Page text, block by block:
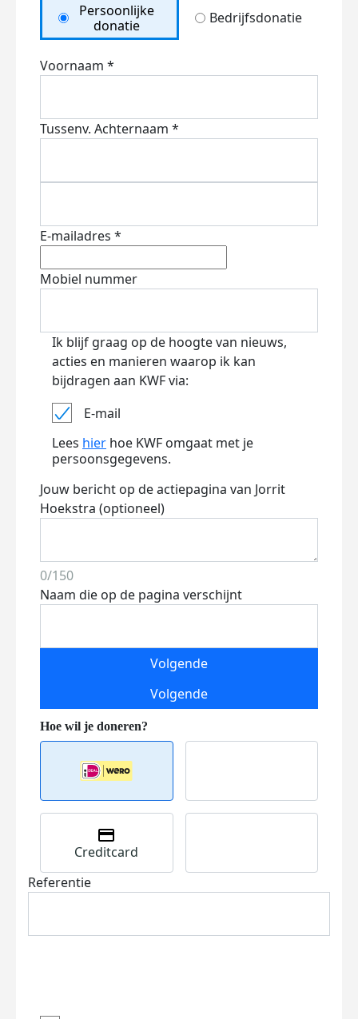
Persoonlijke
donatie
Bedrijfsdonatie
Voornaam *
Tussenv. Achternaam *
E-mailadres *
Mobiel nummer
Ik blijf graag op de hoogte van nieuws,
acties en manieren waarop ik kan
bijdragen aan KWF via:
E-mail
Lees hier hoe KWF omgaat met je
persoonsgegevens.
Jouw bericht op de actiepagina van Jorrit
Hoekstra (optioneel)
0/150
Naam die op de pagina verschijnt
Volgende
Volgende
Creditcard
Referentie